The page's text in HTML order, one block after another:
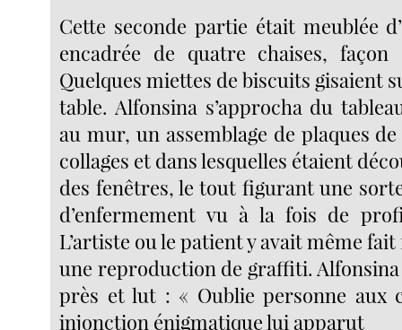
Cette seconde partie était meublée
encadrée de quatre chaises, façon
Quelques miettes de biscuits gisaient
table. Alfonsina s’approcha du
au mur, un assemblage de plaques
collages et dans lesquelles étaient
des fenêtres, le tout figurant une
d’enfermement vu à la fois de
L’artiste ou le patient y avait même
une reproduction de graffiti. Alfonsina
près et lut : « Oublie personne aux
injonction énigmatique lui apparut